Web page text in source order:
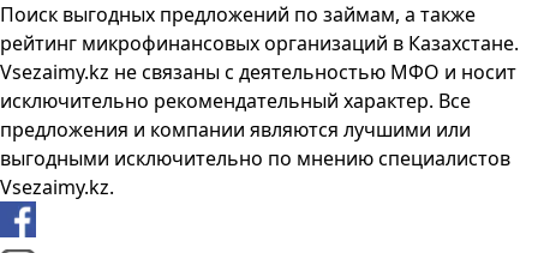
Поиск выгодных предложений по займам, а также
рейтинг микрофинансовых организаций в Казахстане.
Vsezaimy.kz не связаны с деятельностью МФО и носит
исключительно рекомендательный характер. Все
предложения и компании являются лучшими или
выгодными исключительно по мнению специалистов
Vsezaimy.kz.